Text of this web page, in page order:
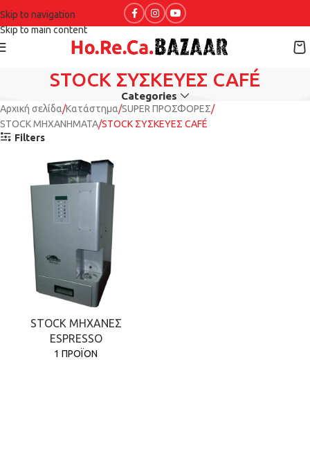
Skip to navigation
Skip to main content
STOCK ΣΥΣΚΕΥΕΣ CAFÉ
Categories
Αρχική σελίδα Κατάστημα SUPER ΠΡΟΣΦΟΡΕΣ
STOCK ΜΗΧΑΝΗΜΑΤΑ STOCK ΣΥΣΚΕΥΕΣ CAFÉ
Filters
STOCK ΜΗΧΑΝΕΣ
ESPRESSO
1 ΠΡΟΪΟΝ